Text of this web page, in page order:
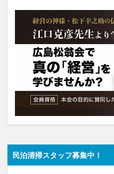
民泊清掃スタッフ募集中！